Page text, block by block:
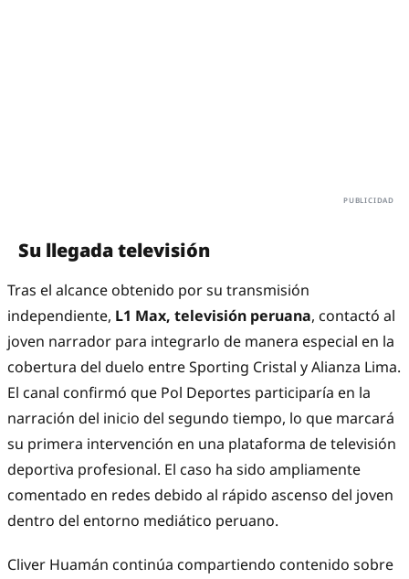
Su llegada televisión
Tras el alcance obtenido por su transmisión
independiente, L1 Max, televisión peruana, contactó al
joven narrador para integrarlo de manera especial en la
cobertura del duelo entre Sporting Cristal y Alianza Lima.
El canal confirmó que Pol Deportes participaría en la
narración del inicio del segundo tiempo, lo que marcará
su primera intervención en una plataforma de televisión
deportiva profesional. El caso ha sido ampliamente
comentado en redes debido al rápido ascenso del joven
dentro del entorno mediático peruano.
Cliver Huamán continúa compartiendo contenido sobre